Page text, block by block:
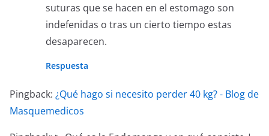
suturas que se hacen en el estomago son
indefenidas o tras un cierto tiempo estas
desaparecen.
Respuesta
Pingback: ¿Qué hago si necesito perder 40 kg? - Blog de
Masquemedicos